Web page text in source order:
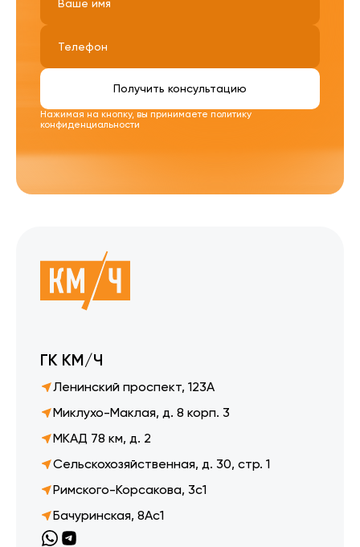
Нажимая на кнопку, вы принимаете политику
конфиденциальности
Получить консультацию
ГК КМ/Ч
Ленинский проспект, 123А
Миклухо-Маклая, д. 8 корп. 3
МКАД 78 км, д. 2
Сельскохозяйственная, д. 30, стр. 1
Римского-Корсакова, 3с1
Бачуринская, 8Ас1